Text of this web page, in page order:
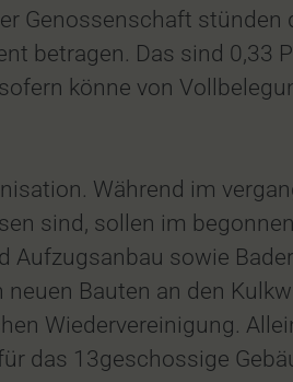
Genossenschaft stünden
betragen. Das sind 0,33
könne von
Während im
sind, sollen im
Aufzugsanbau sowie
Bauten an den
Wiedervereinigung.
das 13geschossige